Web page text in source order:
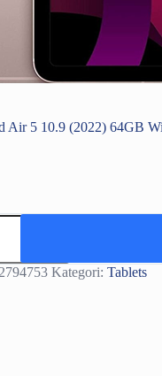
Air 5 10.9 (2022) 64GB
Kategori: Tablets